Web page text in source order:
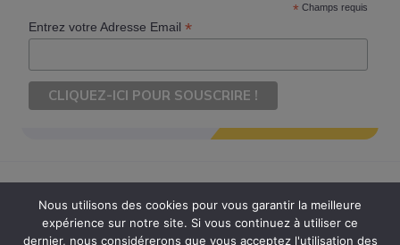
* Champs requis
Entrez votre Adresse Email*
Copyright © 2026 Ouvrir Son Compte. Tous Droits Réservés
Nous utilisons des cookies pour vous garantir la meilleure
expérience sur notre site. Si vous continuez à utiliser ce
dernier, nous considérerons que vous acceptez l'utilisation des